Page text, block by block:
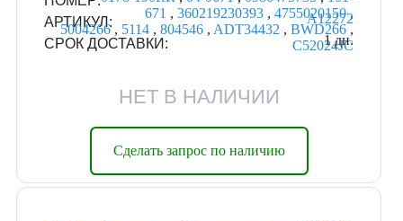
671 ,360219230393 ,4755020150,
5004266 , 5114 ,804546 , ADT34432 ,BWD266 ,
C52024JC
АРТИКУЛ:
A12272
СРОК ДОСТАВКИ:
1 дн.
НЕТ В НАЛИЧИИ
Сделать запрос по наличию